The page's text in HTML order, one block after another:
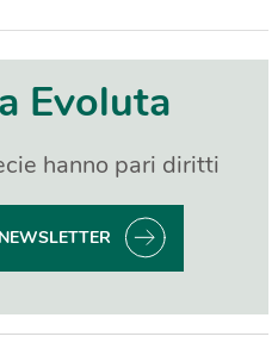
Evoluta
hanno pari diritti